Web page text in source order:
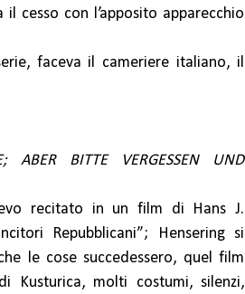
cesso con l’apposito apparecchio
faceva il cameriere italiano, il
ABER BITTE VERGESSEN UND
recitato in un film di Hans J.
Repubblicani”; Hensering si
le cose succedessero, quel film
Kusturica, molti costumi, silenzi,